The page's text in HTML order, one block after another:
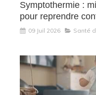
Symptothermie :
pour reprendre
09 Juil 2026 Santé